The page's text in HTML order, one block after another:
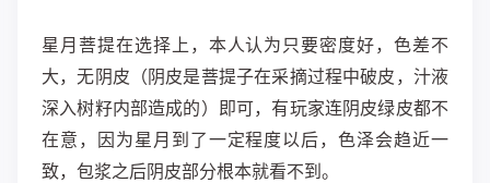
星月菩提在选择上，本人认为只要密度好，色差不
大，无阴皮（阴皮是菩提子在采摘过程中破皮，汁液
深入树籽内部造成的）即可，有玩家连阴皮绿皮都不
在意，因为星月到了一定程度以后，色泽会趋近一
致，包浆之后阴皮部分根本就看不到。